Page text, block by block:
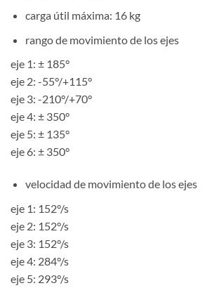
carga útil máxima: 16 kg
rango de movimiento de los ejes
eje 1: ± 185°
eje 2: -55°/+115°
eje 3: -210°/+70°
eje 4: ± 350°
eje 5: ± 135°
eje 6: ± 350°
velocidad de movimiento de los ejes
eje 1: 152°/s
eje 2: 152°/s
eje 3: 152°/s
eje 4: 284°/s
eje 5: 293°/s